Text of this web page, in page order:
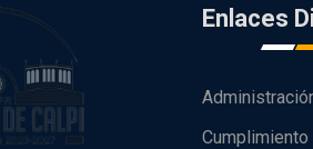
Enlaces
Cumplimiento